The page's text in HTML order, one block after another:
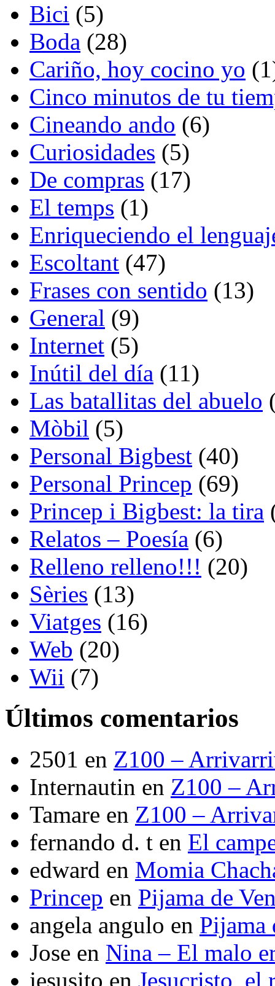
Bici (5)
Boda (28)
Cariño, hoy cocino yo
Cinco minutos de tu
Cineando ando (6)
Curiosidades (5)
De compras (17)
El temps (1)
Enriqueciendo el
Escoltant (47)
Frases con sentido (13)
General (9)
Internet (5)
Inútil del día (11)
Las batallitas del abuelo
Mòbil (5)
Personal Bigbest (40)
Personal Princep (69)
Princep i Bigbest: la tira
Relatos – Poesía (6)
Relleno relleno!!! (20)
Sèries (13)
Viatges (16)
Web (20)
Wii (7)
Últimos comentarios
2501 en Z100 –
Internautin en Z100 –
Tamare en Z100 –
fernando d. t en El
edward en Momia
Princep en Pijama de
angela angulo en Pijama
Jose en Nina – El malo
jesusito en Jesucristo, el